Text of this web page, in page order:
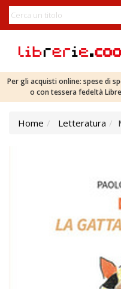
Per gli acquisti online: spese di
o con tessera fedeltà
Home Letteratura